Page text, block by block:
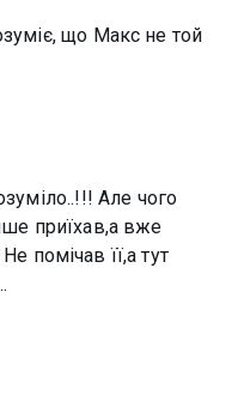
що Макс не той
Але чого
приїхав,а вже
помічав її,а тут